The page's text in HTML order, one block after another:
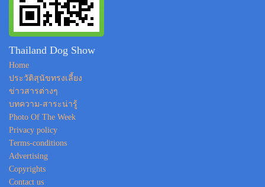
Thailand Dog Show
Home
ประวัติสุนัขทรงเลี้ยง
ข่าวสารต่างๆ
บทความ-สาระน่ารู้
Photo Of The Week
Privacy policy
Terms-conditions
Advertising
Copyrights
Contact us